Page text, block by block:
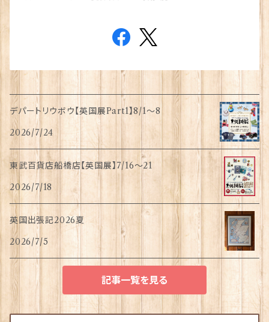
デパートリウボウ【英国展Part1】8/1〜8
2026/7/24
東武百貨店船橋店【英国展】7/16～21
2026/7/18
英国出張記2026夏
2026/7/5
記事一覧を見る